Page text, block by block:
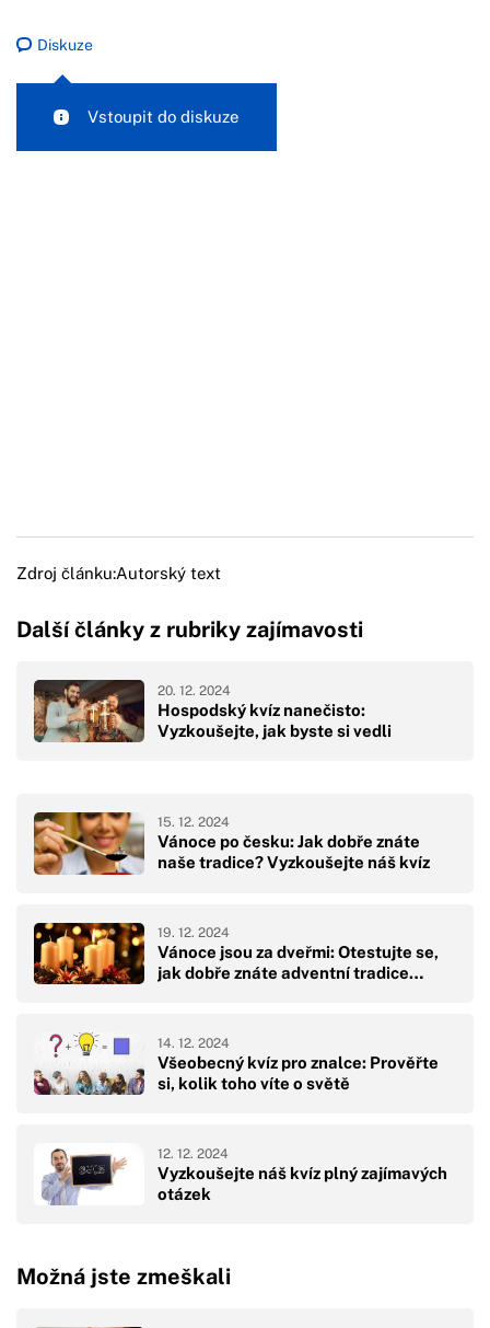
Diskuze
Vstoupit do diskuze
Zdroj článku:Autorský text
Další články z rubriky zajímavosti
Hospodský kvíz nanečisto:
Vyzkoušejte, jak byste si vedli
20. 12. 2024
Vánoce po česku: Jak dobře znáte
naše tradice? Vyzkoušejte náš kvíz
15. 12. 2024
Vánoce jsou za dveřmi: Otestujte se,
jak dobře znáte adventní tradice…
19. 12. 2024
Všeobecný kvíz pro znalce: Prověřte
si, kolik toho víte o světě
14. 12. 2024
Vyzkoušejte náš kvíz plný zajímavých
otázek
12. 12. 2024
Možná jste zmeškali